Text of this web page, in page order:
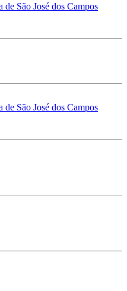
São José dos Campos
São José dos Campos